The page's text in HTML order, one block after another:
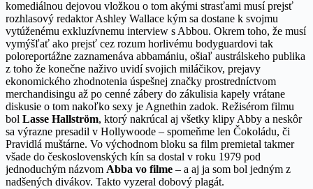
komediálnou dejovou vložkou o tom akými strasťami musí prejsť
rozhlasový redaktor Ashley Wallace kým sa dostane k svojmu
vytúženému exkluzívnemu interview s Abbou. Okrem toho, že musí
vymýšľať ako prejsť cez rozum horlivému bodyguardovi tak
poloreportážne zaznamenáva abbamániu, ošiaľ austrálskeho publika
z toho že konečne naživo uvidí svojich miláčikov, prejavy
ekonomického zhodnotenia úspešnej značky prostredníctvom
merchandisingu až po cenné zábery do zákulisia kapely vrátane
diskusie o tom nakoľko sexy je Agnethin zadok. Režisérom filmu
bol Lasse Hallström, ktorý nakrúcal aj všetky klipy Abby a neskôr
sa výrazne presadil v Hollywoode – spomeňme len Čokoládu, či
Pravidlá muštárne. Vo východnom bloku sa film premietal takmer
všade do československých kín sa dostal v roku 1979 pod
jednoduchým názvom Abba vo filme – a aj ja som bol jedným z
nadšených divákov. Takto vyzeral dobový plagát.